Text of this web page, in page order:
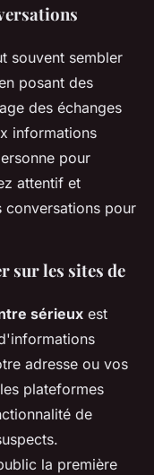
souvent sembler
posant des
des échanges
informations
pour
attentif et
conversations pour
sur les sites de
sérieux est
adresse ou vos
plateformes
de
la première